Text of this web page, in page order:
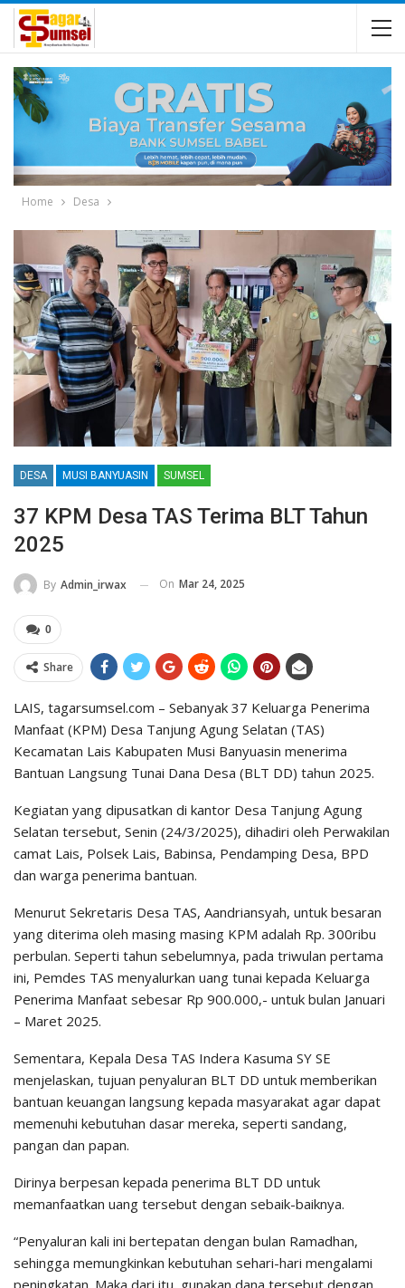
Home Desa
DESA MUSI BANYUASIN SUMSEL
37 KPM Desa TAS Terima BLT Tahun
2025
By Admin_irwax On Mar 24, 2025
0
Share
LAIS, tagarsumsel.com – Sebanyak 37 Keluarga Penerima
Manfaat (KPM) Desa Tanjung Agung Selatan (TAS)
Kecamatan Lais Kabupaten Musi Banyuasin menerima
Bantuan Langsung Tunai Dana Desa (BLT DD) tahun 2025.
Kegiatan yang dipusatkan di kantor Desa Tanjung Agung
Selatan tersebut, Senin (24/3/2025), dihadiri oleh Perwakilan
camat Lais, Polsek Lais, Babinsa, Pendamping Desa, BPD
dan warga penerima bantuan.
Menurut Sekretaris Desa TAS, Aandriansyah, untuk besaran
yang diterima oleh masing masing KPM adalah Rp. 300ribu
perbulan. Seperti tahun sebelumnya, pada triwulan pertama
ini, Pemdes TAS menyalurkan uang tunai kepada Keluarga
Penerima Manfaat sebesar Rp 900.000,- untuk bulan Januari
– Maret 2025.
Sementara, Kepala Desa TAS Indera Kasuma SY SE
menjelaskan, tujuan penyaluran BLT DD untuk memberikan
bantuan keuangan langsung kepada masyarakat agar dapat
memenuhi kebutuhan dasar mereka, seperti sandang,
pangan dan papan.
Dirinya berpesan kepada penerima BLT DD untuk
memanfaatkan uang tersebut dengan sebaik-baiknya.
“Penyaluran kali ini bertepatan dengan bulan Ramadhan,
sehingga memungkinkan kebutuhan sehari-hari mengalami